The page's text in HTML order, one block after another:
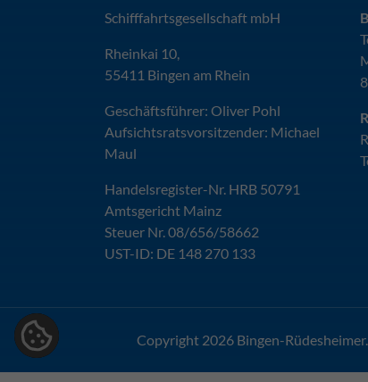
Schifffahrtsgesellschaft mbH
Rheinkai 10,
55411 Bingen am Rhein
Geschäftsführer: Oliver Pohl
Aufsichtsratsvorsitzender: Michael
Maul
Handelsregister-Nr. HRB 50791
Amtsgericht Mainz
Steuer Nr. 08/656/58662
UST-ID: DE 148 270 133
Copyright 2026 Bingen-